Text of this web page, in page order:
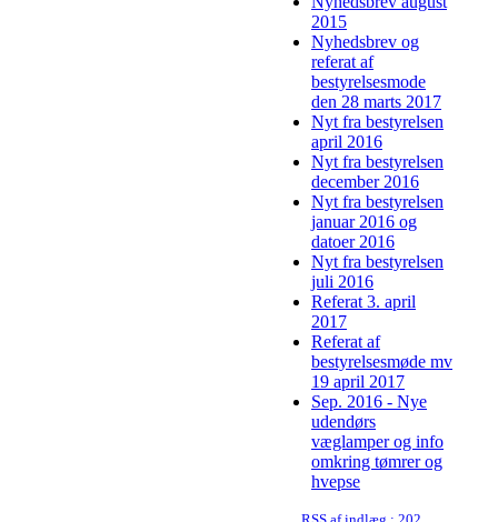
2015
Nyhedsbrev og
referat af
bestyrelsesmode
den 28 marts 2017
Nyt fra bestyrelsen
april 2016
Nyt fra bestyrelsen
december 2016
Nyt fra bestyrelsen
januar 2016 og
datoer 2016
Nyt fra bestyrelsen
juli 2016
Referat 3. april
2017
Referat af
bestyrelsesmøde mv
19 april 2017
Sep. 2016 - Nye
udendørs
væglamper og info
omkring tømrer og
hvepse